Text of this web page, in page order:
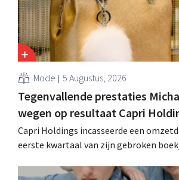
Mode 5 Augustus, 2026
Tegenvallende prestaties
wegen op resultaat Capri
Capri Holdings incasseerde een
eerste kwartaal van zijn gebroken
Kors, ondanks sterke resultaten van